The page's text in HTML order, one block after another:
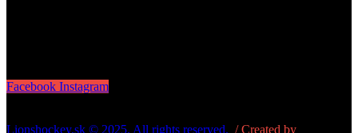
Facebook Instagram
Lionshockey.sk © 2025. All rights reserved. / Created by